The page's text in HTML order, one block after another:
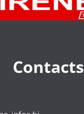
Contacts